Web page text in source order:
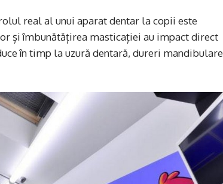
real al unui aparat dentar la copii este
și îmbunătățirea masticației au impact direct
în timp la uzură dentară, dureri mandibulare